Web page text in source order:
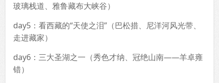
玻璃栈道、雅鲁藏布大峡谷）
day5：看西藏的“天使之泪”（巴松措、尼洋河风光带、
走进藏家）
day6：三大圣湖之一（秀色才纳、冠绝山南——羊卓雍
错）